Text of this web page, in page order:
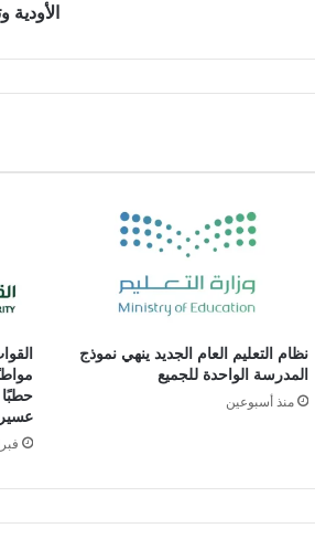
الأودية
نظام التعليم العام الجديد ينهي نموذج
المدرسة الواحدة للجميع
منذ أسبوعين
عسير
فبراير